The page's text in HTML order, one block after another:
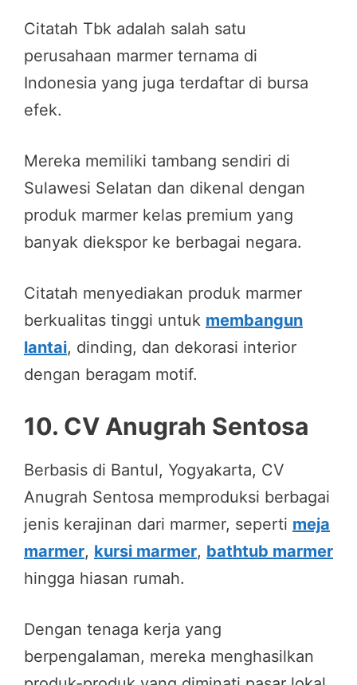
Citatah Tbk adalah salah satu
perusahaan marmer ternama di
Indonesia yang juga terdaftar di bursa
efek.
Mereka memiliki tambang sendiri di
Sulawesi Selatan dan dikenal dengan
produk marmer kelas premium yang
banyak diekspor ke berbagai negara.
Citatah menyediakan produk marmer
berkualitas tinggi untuk membangun
lantai, dinding, dan dekorasi interior
dengan beragam motif.
10. CV Anugrah Sentosa
Berbasis di Bantul, Yogyakarta, CV
Anugrah Sentosa memproduksi berbagai
jenis kerajinan dari marmer, seperti meja
marmer, kursi marmer, bathtub marmer
hingga hiasan rumah.
Dengan tenaga kerja yang
berpengalaman, mereka menghasilkan